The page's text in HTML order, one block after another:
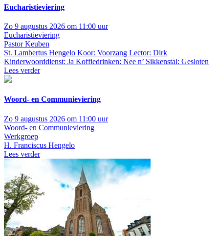
Eucharistieviering
Zo 9 augustus 2026 om 11:00 uur
Eucharistieviering
Pastor Keuben
St. Lambertus Hengelo Koor: Voorzang Lector: Dirk
Kinderwoorddienst: Ja Koffiedrinken: Nee n’ Sikkenstal: Gesloten
Lees verder
Woord- en Communieviering
Zo 9 augustus 2026 om 11:00 uur
Woord- en Communieviering
Werkgroep
H. Franciscus Hengelo
Lees verder